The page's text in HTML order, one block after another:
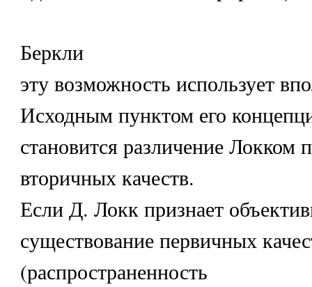
Беркли
эту возможность использует
Исходным пунктом его
становится различение Локком
вторичных качеств.
Если Д. Локк признает
существование первичных
(распространенность